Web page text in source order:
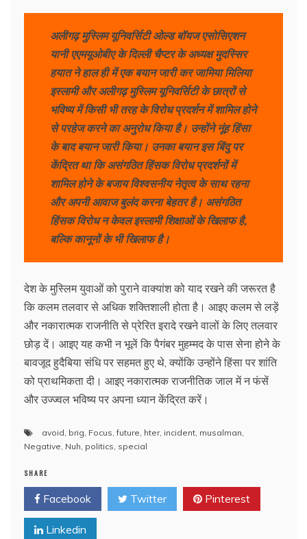
अलीगढ़ मुस्लिम यूनिवर्सिटी ओल्ड बॉयज एसोसिएशन
यानी एएमयूओबीए के दिल्ली चैप्टर के अध्यक्ष मुदस्सिर
हयात ने हाल ही में एक बयान जारी कर जामिया मिलिया
इस्लामी और अलीगढ़ मुस्लिम यूनिवर्सिटी के छात्रों से
भविष्य में किसी भी तरह के विरोध प्रदर्शन में शामिल होने
से परहेज करने का अनुरोध किया है। उन्होंने नूंह हिंसा
के बाद बयान जारी किया। उनका बयान इस बिंदु पर
केंद्रित था कि असंगठित हिंसक विरोध प्रदर्शनों में
शामिल होने के बजाय विश्वसनीय नेतृत्व के साथ रहना
और अपनी आवाज बुलंद करना बेहतर है। असंगठित
हिंसक विरोध न केवल इस्लामी शिक्षाओं के खिलाफ है,
बल्कि कानूनों के भी खिलाफ है।
देश के मुस्लिम युवाओं को पुराने वाक्यांश को याद रखने की जरूरत है
कि कलम तलवार से अधिक शक्तिशाली होता है। आइए कलम से लड़ें
और नकारात्मक राजनीति से प्रेरित इरादे रखने वालों के लिए तलवार
छोड़ दें। आइए यह कभी न भूलें कि पैगंबर मुहम्मद के पास सेना होने के
बावजूद हुदैबिया संधि पर सहमत हुए थे, क्योंकि उन्होंने हिंसा पर शांति
को प्राथमिकता दी। आइए नकारात्मक राजनीतिक जाल में न फंसें
और उज्ज्वल भविष्य पर अपना ध्यान केंद्रित करें।
avoid brig Focus ,future hter, incident musalman
Negative Nuh politics special
SHARE
Facebook Twitter Pinterest
Linkedin